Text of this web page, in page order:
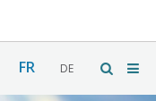
FR DE